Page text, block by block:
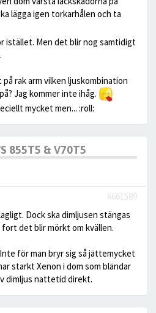
lägga igen torkarhålen och ta
istället. Men det blir nog samtidigt
rak arm vilken ljuskombination
Jag kommer inte ihåg.
mycket men... :roll:
855T5 & V70T5
#661589
Dock ska dimljusen stängas
fort det blir mörkt om kvällen.
för man bryr sig så jättemycket
starkt Xenon i dom som bländar
dimljus nattetid direkt.